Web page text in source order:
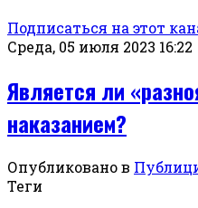
Подписаться на этот
Среда, 05 июля 2023 16:22
Является ли
наказанием?
Опубликовано в
Теги